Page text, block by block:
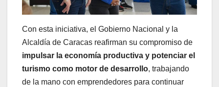
Con esta iniciativa, el Gobierno Nacional y la
Alcaldía de Caracas reafirman su compromiso de
impulsar la economía productiva y potenciar el
turismo como motor de desarrollo, trabajando
de la mano con emprendedores para continuar